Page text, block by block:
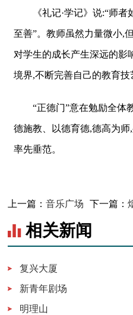
《礼记·学记》说:“师
至善”。教师虽然力量微小,
对学生的成长产生深远的影
境界,不断完善自己的教育
“正德门”意在勉励全体
德施教、以德育德,德高为
率先垂范。
上一篇：音乐广场 下一篇：
相关新闻
复兴大厦
新青年剧场
明理山